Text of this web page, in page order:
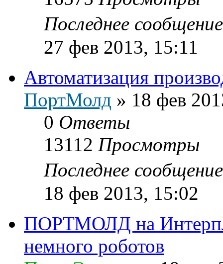
Последнее
27 фев 2013, 15:11
Автоматизация
ПортМолд » 18 фев
0 Ответы
13112 Просмотры
Последнее
18 фев 2013, 15:02
ПОРТМОЛД на
немного роботов